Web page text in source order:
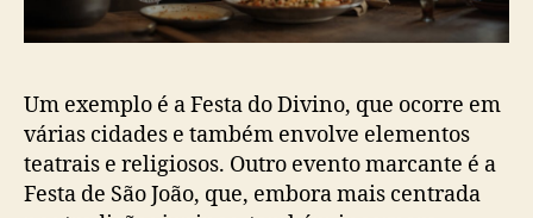
Um exemplo é a Festa do Divino, que ocorre em
várias cidades e também envolve elementos
teatrais e religiosos. Outro evento marcante é a
Festa de São João, que, embora mais centrada